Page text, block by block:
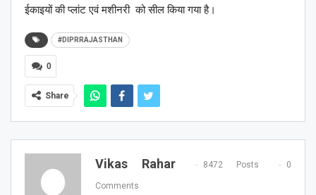
ईकाइयों की प्लांट एवं मशीनरी को सील किया गया है।
#DIPRRAJASTHAN
0
Share
Vikas Rahar 8472 Posts 0
Comments